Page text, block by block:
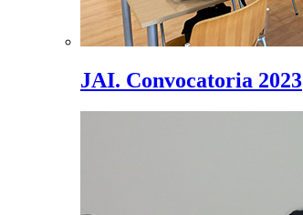
JAI. Convocatoria 2023